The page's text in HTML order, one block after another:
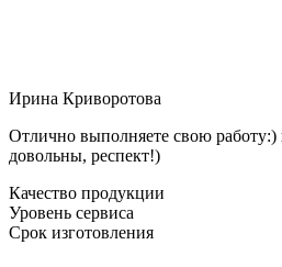
Ирина Криворотова
Отлично выполняете свою работу:)
довольны, респект!)
Качество продукции
Уровень сервиса
Срок изготовления